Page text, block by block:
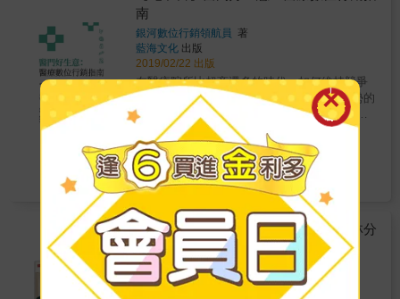
居然要看胸腔科？不菸、不酒、不下廚，為什
麼還會得肺癌？․嗜吃甜食，才會罹患糖尿
病？․心肌梗塞是老年人的專利，年輕人不用擔
心？․台灣乳癌發生率向上攀升？為了發現乳
癌，該做基因檢測嗎？․胸悶、喉嚨痛，不是心
臟有問題，而是胃食道逆流？․胃食道逆流竟然
變成食道癌？肝癌是絕症嗎？․如何選擇洗腎方
式？長年洗腎會有什麼後遺症？․忽視便祕，可
能變成大腸癌？觀察大便形狀，也能知道有無
大腸癌？․低頭族要如何保護頸椎？骨質疏鬆怎
麼辦？骨密可逆？․誰是子宮頸癌高危險群？異
常出血不只是亂經？ ․腹膜癌是什麼？癌症病
患一定要忌口？․怎樣減重才合適？我應該加強
哪些檢查？中、老年人不能缺少哪些檢查？累
積70年的健康智慧為你打造專屬醫療顧問團解
答你對疾病、養生的種種疑問
南
銀河數位行銷領航員 著
藍海文化 出版
2019/02/22 出版
在醫療院所比超商還多的時代，如何維持競爭
善用網路，擴大市占率，搶奪既有客源，才能
經營醫門好生意！ 《醫門好生意：醫療數位行
銷指南》不只是醫療數位行銷的操作指南，更
為醫療院所提供行銷評估與判斷。透過行銷管
理介入，不僅有助於醫療院所行銷規劃，還能
做到必要把關。本書也針對不同醫療院所規模
提出行銷策略，並就深化分眾行銷、品牌經營
提出操作要點，甚至對可能面臨的危機處理都
有相關重點提醒。 醫療服務雖以非營利導向為
本質，但處在講求營運績效與消費者意識覺醒
的社會下，瞭解行銷管理仍有其必要。期望本
書提供的數位角度，讓相關產業瞭解在數位時
7 折 特價 266 元
電子書
【電子書】醫路向西非：臺大醫院雲林分
院海外醫療之路
陳建豪、王馨儀著
遠見雜誌社出版